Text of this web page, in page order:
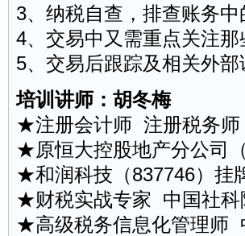
3、纳税自查，排查账务中
4、交易中又需重点关注那
5、交易后跟踪及相关外部
培训讲师：胡冬梅
★注册会计师 注册税务
★原恒大控股地产分公司
★和润科技（837746）挂
★财税实战专家 中国社科
★高级税务信息化管理师